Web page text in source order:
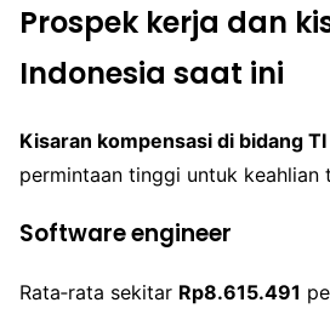
Prospek kerja dan
Indonesia saat ini
Kisaran kompensasi di bidang TI
permintaan tinggi untuk keahlian
Software engineer
Rata‑rata sekitar Rp8.615.491